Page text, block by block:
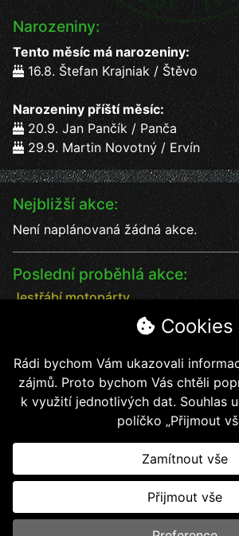
Narozeniny:
Tento měsíc má narozeniny:
16.8. Štefan Krajniak / Štěvo
Narozeniny příští měsíc:
20.9. Jan Pančík / Panča
29.9. Martin Novotný / Ervín
Nejbližší akce:
Není naplánovaná žádná akce.
Poslední proběhlá akce:
Jestřábí motopárty
Jestřábí motopárty od 18 - 20.7.
Čas: 17:00
Místo:Jestřábí chýše
soutěže, kapely, jídlo, pití bezva
Kollert Slavomír - E-shopy
Cookies
Rádi bychom Vám ukazovali
zájmů. Proto bychom Vás chtěli
k využití jednotlivých dat. Souhlas
políčko „Přijmout
Zamítnout vše
Přijmout vše